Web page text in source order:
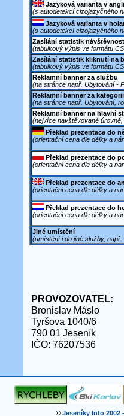
Jazyková varianta v
(s autodetekcí cizojazyčného
Jazyková varianta v
(s autodetekcí cizojazyčného
Zasílání statistik
(tabulkový výpis ve formátu
Zasílání statistik kliknutí na
(tabulkový výpis ve formátu
Reklamní banner za službu
(na stránce např. Ubytování -
Reklamní banner za kategorii
(na stránce např. Ubytování,
Reklamní banner na hlavní
(nejvíce navštěvované
Překlad prezentace do
(orientační cena dle délky a
Překlad prezentace do
(orientační cena dle délky a
Překlad prezentace do
(orientační cena dle délky a
Překlad prezentace do
(orientační cena dle délky a
Jiné umístění
(umístění i do jiné služby,
PROVOZOVATEL:
Bronislav Máslo
Tyršova 1040/6
790 01 Jeseník
IČO: 76207536
© Jeseníky Info 2002